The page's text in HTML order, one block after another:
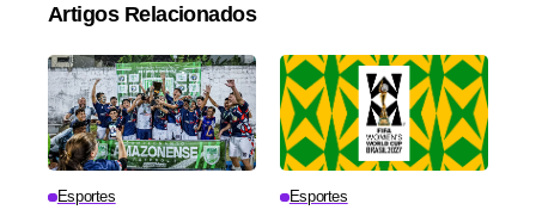
Artigos Relacionados
Esportes Esportes